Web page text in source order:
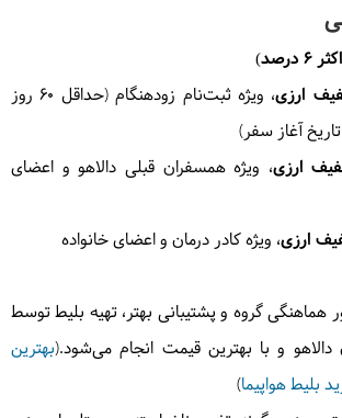
زیبای اطراف دریاچه قدم خواهیم زد.
کول
September 7, 2025
دریاچه سونگ کول و یورت نشینان خداحافظی
از کنار به دریاچه بهشتی ایسیک کول، دومین
بزرگ آلپی در جهان بسوی شهر کاراکول میرویم.
بوکونبائوو از یکی از جالب ترین خانواده‌های
دریاچه ایسیک کول، از تنگه جتی اوغوز که
صخره‌های قرمز رنگش به هفت گاو نر نامیده
، ویژه ثبت‌نام زودهنگام (حداقل ۶۰ روز
آغاز سفر)
، ویژه همسفران قبلی دالاهو و اعضای
، ویژه کادر درمان و اعضای خانواده
هماهنگی گروه و پشتیبانی بهتر، تهیه بلیط توسط
دالاهو و با بهترین قیمت انجام می‌شود.(بهترین
بلیط هواپیما)